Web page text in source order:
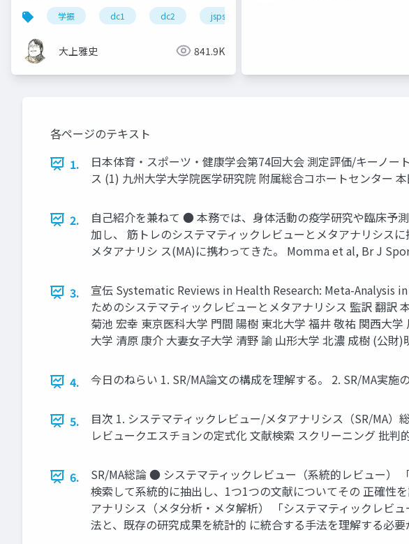
学振 dc1 dc2 jsps
大上雅史 841.9K
各ページのテキスト
1.
日本体育・スポーツ・健康学会第74回大会 測定評価/キーノ
ス (1) 九州大学大学院医学研究院 附属総合コホートセンター
2.
自己紹介を兼ねて ● 本務では、身体活動の疫学研究や臨床予
加し、 筋トレのシステマティックレビューとメタアナリシス
メタアナリシ ス(MA)に携わってきた。 Momma et al, Br J
3.
宣伝 Systematic Reviews in Health Research: Meta-Analysis
ためのシステマティックレビューとメタアナリシス 監訳 翻訳
菊池 宏幸 東京医科大学 門間 陽樹 東北大学 福井 敬祐 関西大
大学 清原 康介 大妻女子大学 清野 諭 山形大学 北濃 成樹 (公財)
4. 今日のねらい 1. SR/MA論文の構成を理解する。 2. SR/MA実施
5.
目次 1. システマティックレビュー/メタアナリシス（SR/MA）
レビュークエスチョンの定式化 文献検索 スクリーニング 批判
6.
SR/MA総論 ● システマティックレビュー（系統的レビュー）
検索して系統的に抽出し、1つ1つの文献についてその 正確性
アナリシス（メタ分析・メタ解析） 「システマティックレビ
法と、既存の研究成果を統計的 に統合する手法を理解する必